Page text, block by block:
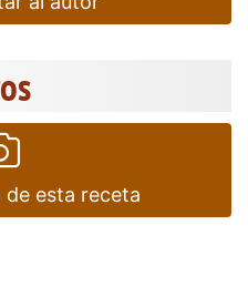
esta receta